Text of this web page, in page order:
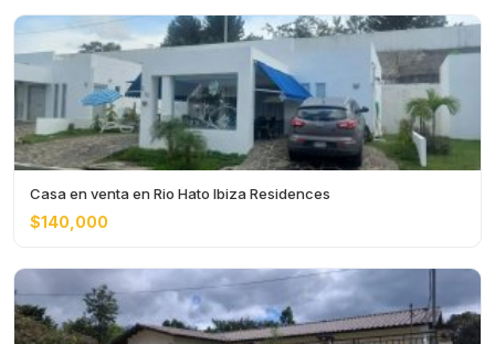
Casa en venta en Rio Hato Ibiza Residences
$140,000